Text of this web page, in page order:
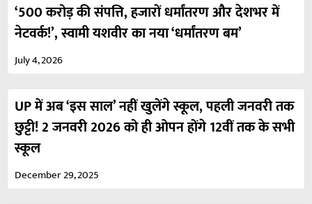
‘500 करोड़ की संपत्ति, हजारों धर्मांतरण और देशभर में
नेटवर्क!’, स्वामी यशवीर का नया ‘धर्मांतरण बम’
July 4, 2026
UP में अब ‘इस साल’ नहीं खुलेंगे स्कूल, पहली जनवरी तक
छुट्टी! 2 जनवरी 2026 को ही ओपन होंगे 12वीं तक के सभी
स्कूल
December 29, 2025